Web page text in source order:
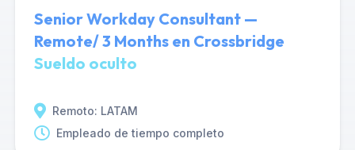
Senior Workday Consultant —
Remote/ 3 Months en Crossbridge
Sueldo oculto
Remoto: LATAM
Empleado de tiempo completo